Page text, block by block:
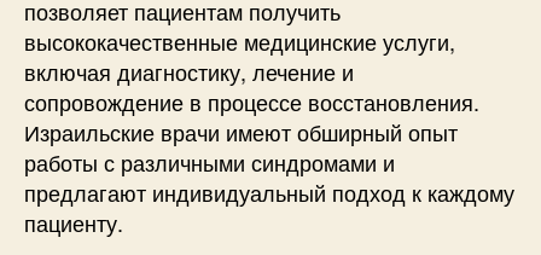
позволяет пациентам получить
высококачественные медицинские услуги,
включая диагностику, лечение и
сопровождение в процессе восстановления.
Израильские врачи имеют обширный опыт
работы с различными синдромами и
предлагают индивидуальный подход к каждому
пациенту.